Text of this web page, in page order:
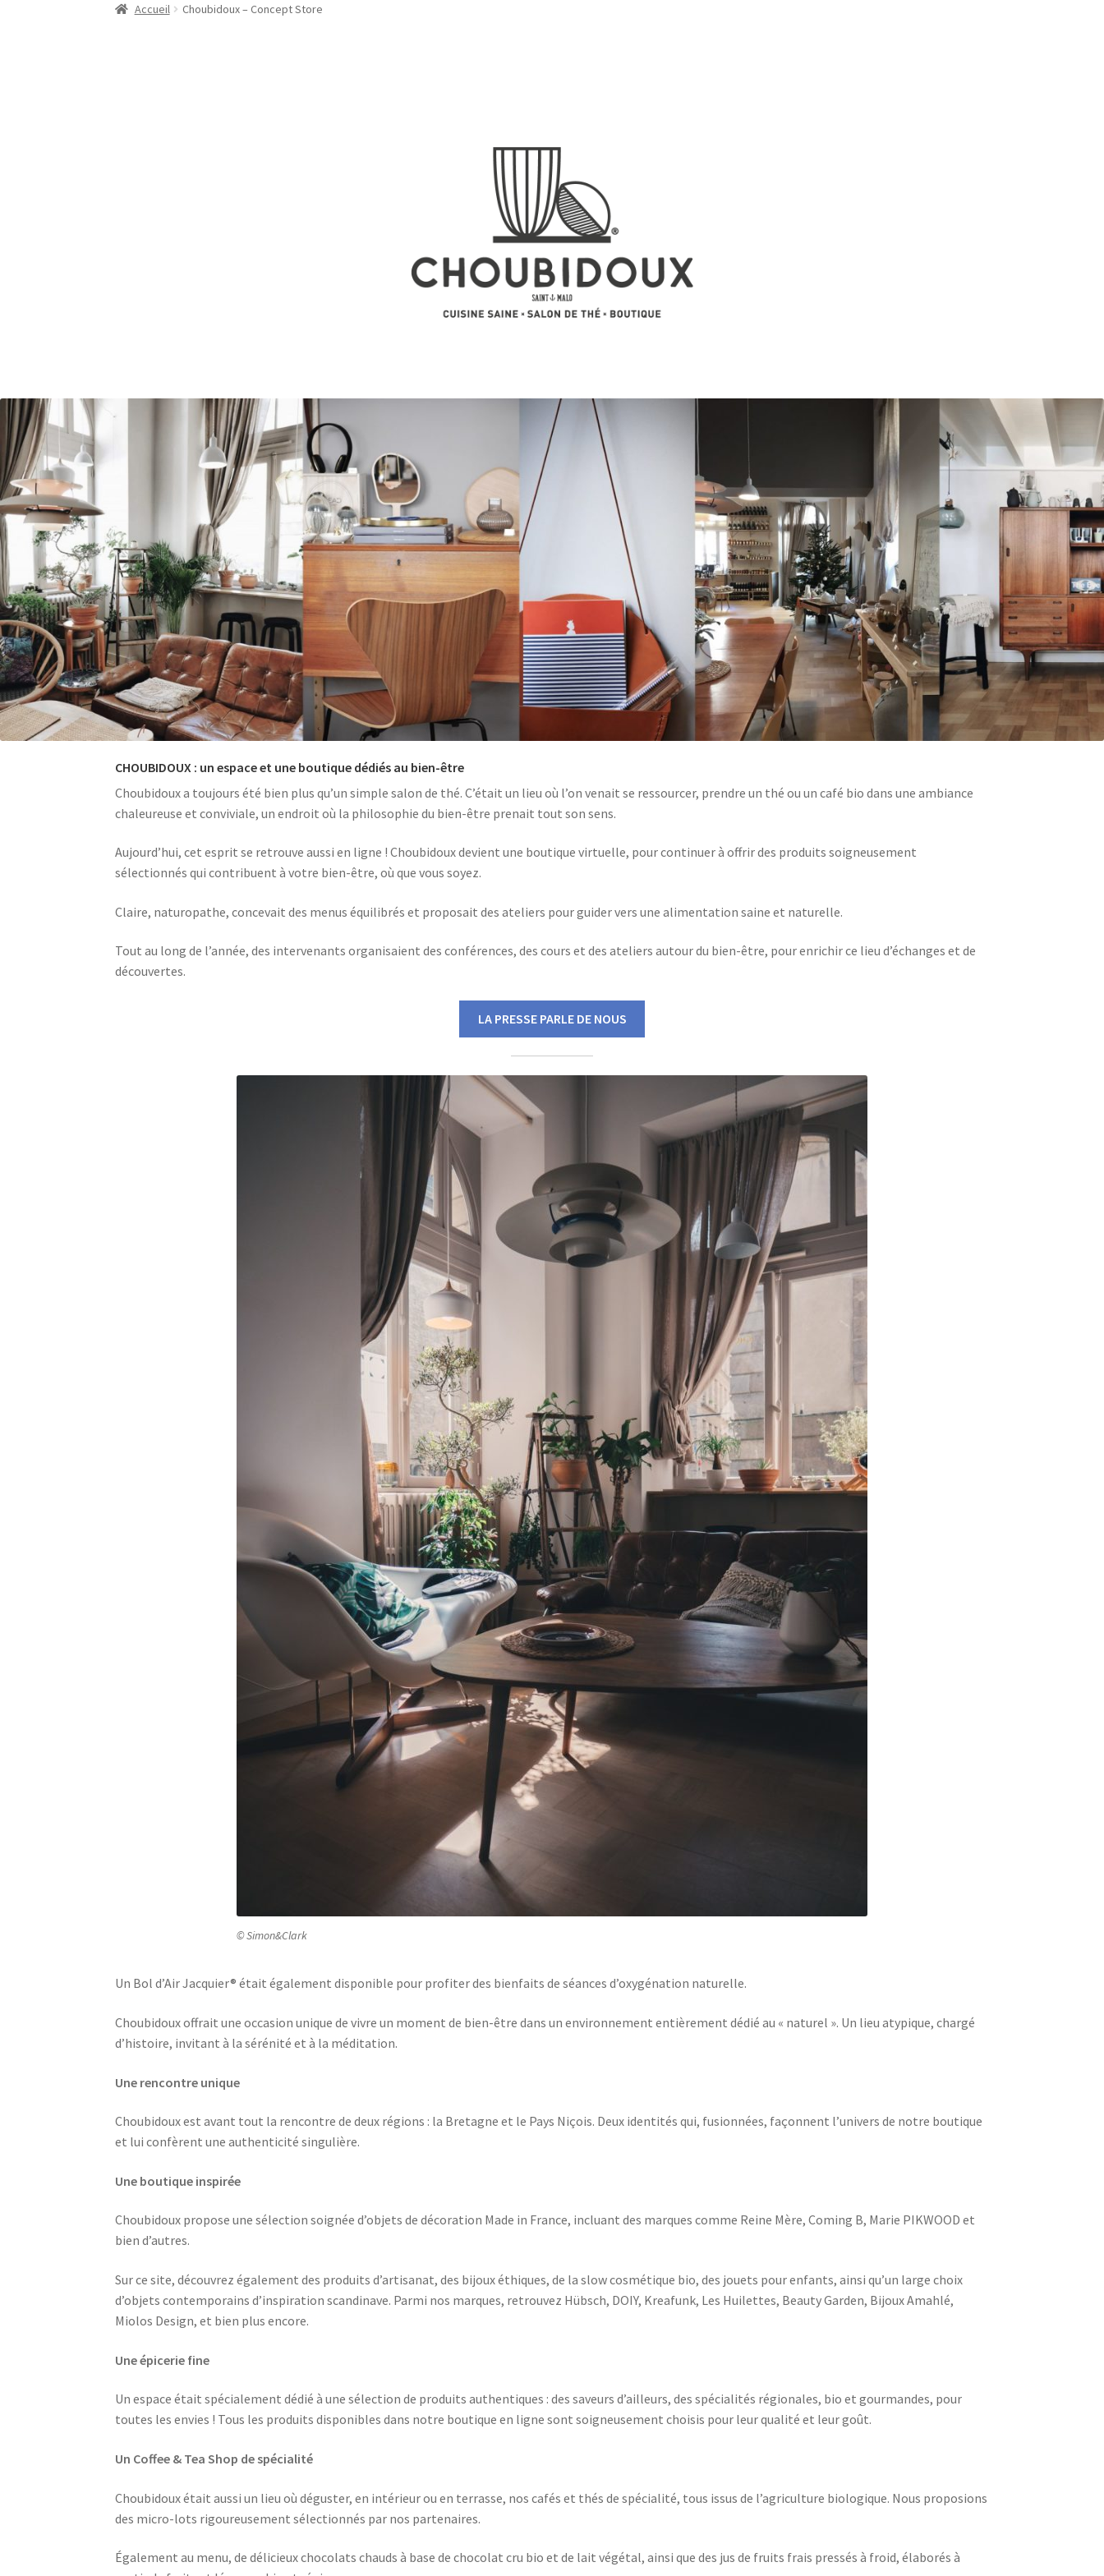
Accueil Choubidoux – Concept Store
CHOUBIDOUX : un espace et une boutique dédiés au bien-être
Choubidoux a toujours été bien plus qu’un simple salon de thé. C’était un lieu où l’on venait se ressourcer, prendre un thé ou un café bio dans une ambiance
chaleureuse et conviviale, un endroit où la philosophie du bien-être prenait tout son sens.
Aujourd’hui, cet esprit se retrouve aussi en ligne ! Choubidoux devient une boutique virtuelle, pour continuer à offrir des produits soigneusement
sélectionnés qui contribuent à votre bien-être, où que vous soyez.
Claire, naturopathe, concevait des menus équilibrés et proposait des ateliers pour guider vers une alimentation saine et naturelle.
Tout au long de l’année, des intervenants organisaient des conférences, des cours et des ateliers autour du bien-être, pour enrichir ce lieu d’échanges et de
découvertes.
LA PRESSE PARLE DE NOUS
© Simon&Clark
Un Bol d’Air Jacquier® était également disponible pour profiter des bienfaits de séances d’oxygénation naturelle.
Choubidoux offrait une occasion unique de vivre un moment de bien-être dans un environnement entièrement dédié au « naturel ». Un lieu atypique, chargé
d’histoire, invitant à la sérénité et à la méditation.
Une rencontre unique
Choubidoux est avant tout la rencontre de deux régions : la Bretagne et le Pays Niçois. Deux identités qui, fusionnées, façonnent l’univers de notre boutique
et lui confèrent une authenticité singulière.
Une boutique inspirée
Choubidoux propose une sélection soignée d’objets de décoration Made in France, incluant des marques comme Reine Mère, Coming B, Marie PIKWOOD et
bien d’autres.
Sur ce site, découvrez également des produits d’artisanat, des bijoux éthiques, de la slow cosmétique bio, des jouets pour enfants, ainsi qu’un large choix
d’objets contemporains d’inspiration scandinave. Parmi nos marques, retrouvez Hübsch, DOIY, Kreafunk, Les Huilettes, Beauty Garden, Bijoux Amahlé,
Miolos Design, et bien plus encore.
Une épicerie fine
Un espace était spécialement dédié à une sélection de produits authentiques : des saveurs d’ailleurs, des spécialités régionales, bio et gourmandes, pour
toutes les envies ! Tous les produits disponibles dans notre boutique en ligne sont soigneusement choisis pour leur qualité et leur goût.
Un Coffee & Tea Shop de spécialité
Choubidoux était aussi un lieu où déguster, en intérieur ou en terrasse, nos cafés et thés de spécialité, tous issus de l’agriculture biologique. Nous proposions
des micro-lots rigoureusement sélectionnés par nos partenaires.
Également au menu, de délicieux chocolats chauds à base de chocolat cru bio et de lait végétal, ainsi que des jus de fruits frais pressés à froid, élaborés à